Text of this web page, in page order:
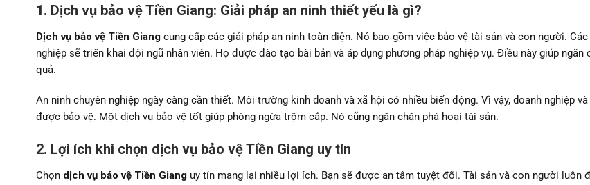
1. Dịch vụ bảo vệ Tiền Giang: Giải pháp an ninh thiết yếu là gì?
Dịch vụ bảo vệ Tiền Giang cung cấp các giải pháp an ninh toàn diện. Nó bao gồm việc bảo vệ tài sản và con người.
nghiệp sẽ triển khai đội ngũ nhân viên. Họ được đào tạo bài bản và áp dụng phương pháp nghiệp vụ. Điều này giúp ngăn
quả.
An ninh chuyên nghiệp ngày càng cần thiết. Môi trường kinh doanh và xã hội có nhiều biến động. Vì vậy, doanh nghiệp
được bảo vệ. Một dịch vụ bảo vệ tốt giúp phòng ngừa trộm cắp. Nó cũng ngăn chặn phá hoại tài sản.
2. Lợi ích khi chọn dịch vụ bảo vệ Tiền Giang uy tín
Chọn dịch vụ bảo vệ Tiền Giang uy tín mang lại nhiều lợi ích. Bạn sẽ được an tâm tuyệt đối. Tài sản và con người luôn